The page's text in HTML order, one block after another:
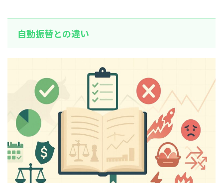
自動振替との違い